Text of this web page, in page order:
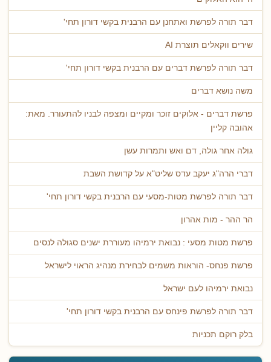
דבר תורה לפרשת ואתחנן עם הרבנית בקשי דורון תחי'
שירים ווקאלים תוצרת AI
דבר תורה לפרשת דברים עם הרבנית בקשי דורון תחי'
משה נושא דברים
פרשת דברים - אלוקים זוכר ומקיים ומצפה לבניו להתעורר. מאת:
אהובה קליין
גולה אחר גולה, דם ואש ותמרות עשן
דברי הרה"ג יעקב עדס שליט"א על קדושת השבת
דבר תורה לפרשת מטות-מסעי עם הרבנית בקשי דורון תחי'
הר ההר - מות אהרון
פרשת מטות מסעי : נבואת ירמיהו מעוררת ישנים סגולה לנסים
פרשת פנחס- הוראות משמים לבחירת מנהיג הראוי לישראל
נבואת ירמיהו לעם ישראל
דבר תורה לפרשת פינחס עם הרבנית בקשי דורון תחי'
בלק רוקם תכניות